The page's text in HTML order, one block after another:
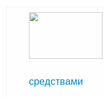
средствами